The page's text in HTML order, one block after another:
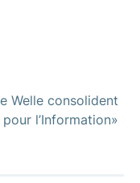
Welle consolident
l’Information»